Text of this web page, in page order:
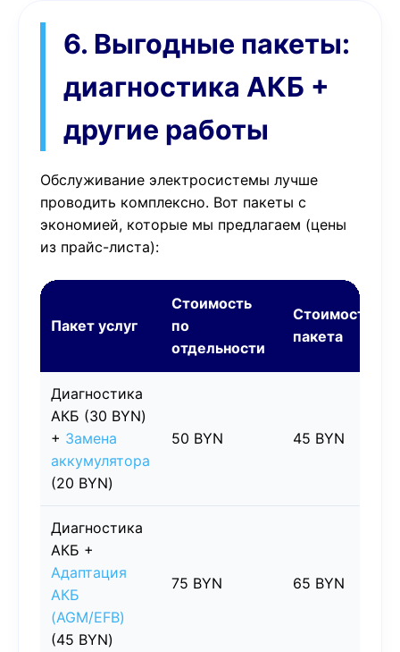
6. Выгодные пакеты:
диагностика АКБ +
другие работы
Обслуживание электросистемы лучше
проводить комплексно. Вот пакеты с
экономией, которые мы предлагаем (цены
из прайс-листа):
Пакет услуг
Стоимость
по
отдельности
Стоимость
пакета
Диагностика
АКБ (30 BYN)
+ Замена
аккумулятора
(20 BYN)
50 BYN 45 BYN
Диагностика
АКБ +
Адаптация
АКБ
(AGM/EFB)
(45 BYN)
75 BYN 65 BYN